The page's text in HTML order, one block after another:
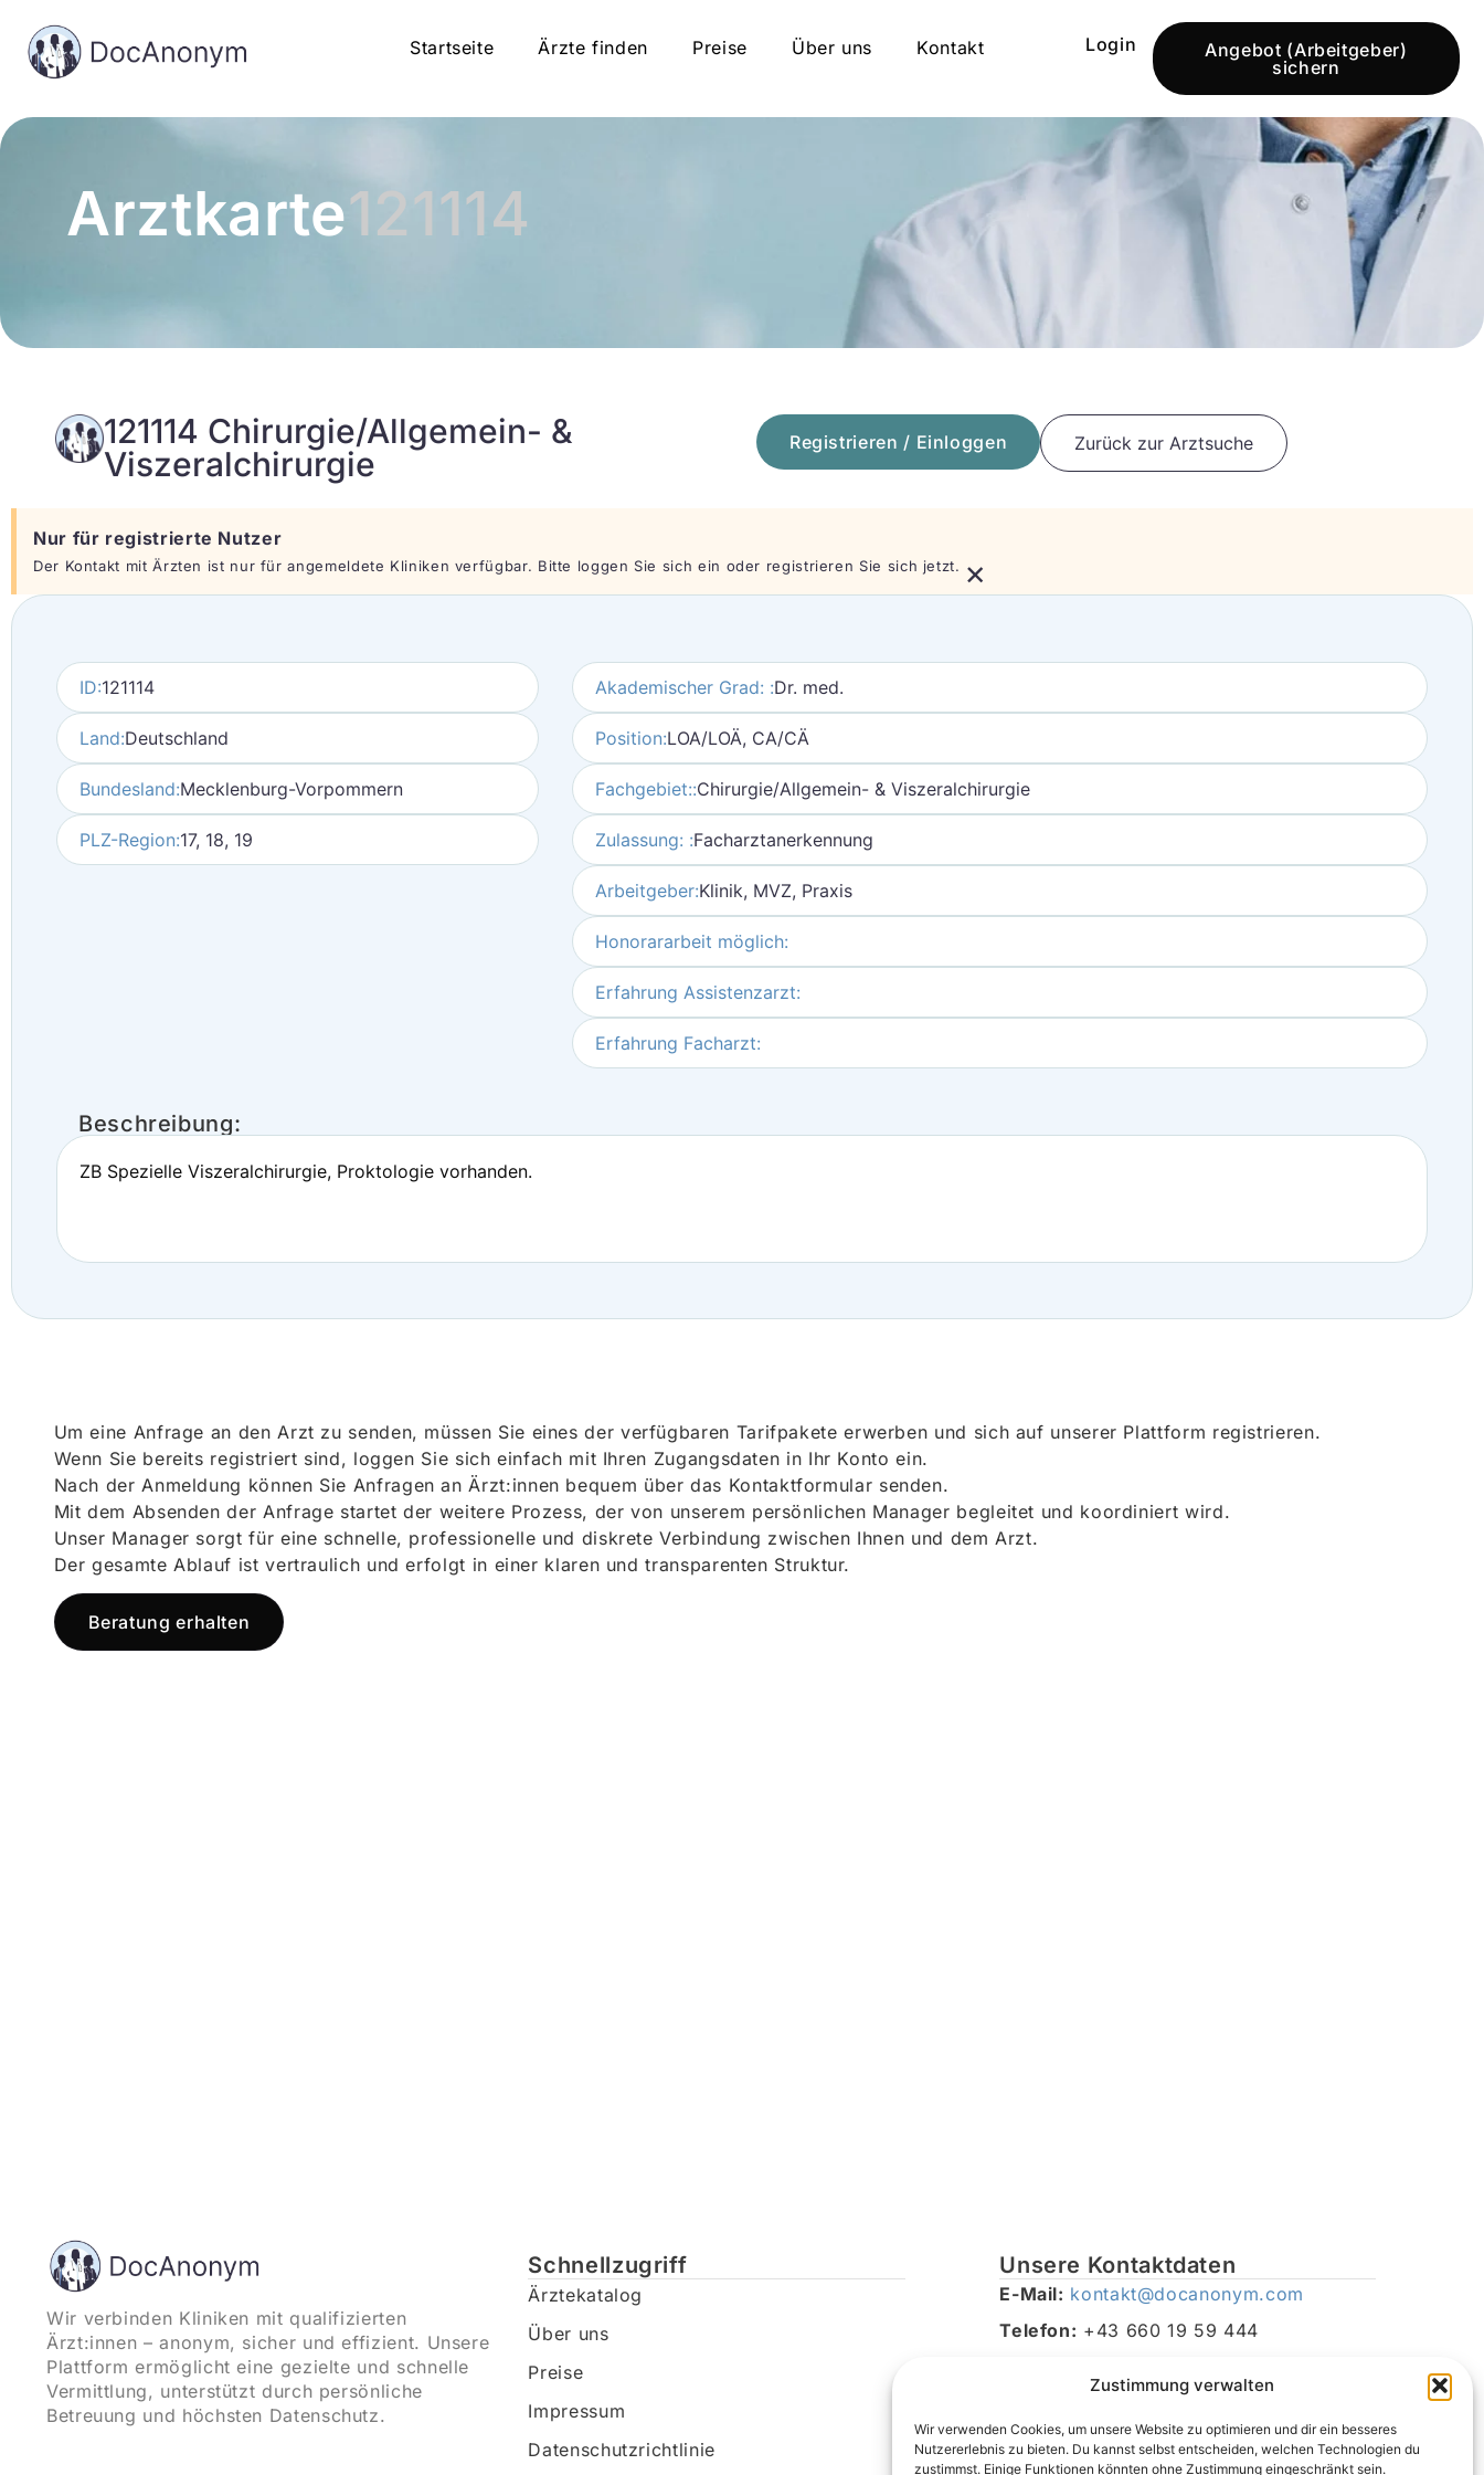
Zustimmung verwalten
Wir verwenden Cookies, um unsere Website zu optimieren und dir ein besseres
Nutzererlebnis zu bieten. Du kannst selbst entscheiden, welchen Technologien du
zustimmst. Einige Funktionen könnten ohne Zustimmung eingeschränkt sein.
Startseite Ärzte finden Preise Über uns Kontakt Login
Angebot (Arbeitgeber)
sichern
Arztkarte121114
121114 Chirurgie/Allgemein- &
Viszeralchirurgie
Registrieren / Einloggen Zurück zur Arztsuche
Nur für registrierte Nutzer
Der Kontakt mit Ärzten ist nur für angemeldete Kliniken verfügbar. Bitte loggen Sie sich ein oder registrieren Sie sich jetzt. ×
ID:121114
Land:Deutschland
Bundesland:Mecklenburg-Vorpommern
PLZ-Region:17, 18, 19
Akademischer Grad: :Dr. med.
Position:LOA/LOÄ, CA/CÄ
Fachgebiet::Chirurgie/Allgemein- & Viszeralchirurgie
Zulassung: :Facharztanerkennung
Arbeitgeber:Klinik, MVZ, Praxis
Honorararbeit möglich:
Erfahrung Assistenzarzt:
Erfahrung Facharzt:
Beschreibung:
ZB Spezielle Viszeralchirurgie, Proktologie vorhanden.
Um eine Anfrage an den Arzt zu senden, müssen Sie eines der verfügbaren Tarifpakete erwerben und sich auf unserer Plattform registrieren.
Wenn Sie bereits registriert sind, loggen Sie sich einfach mit Ihren Zugangsdaten in Ihr Konto ein.
Nach der Anmeldung können Sie Anfragen an Ärzt:innen bequem über das Kontaktformular senden.
Mit dem Absenden der Anfrage startet der weitere Prozess, der von unserem persönlichen Manager begleitet und koordiniert wird.
Unser Manager sorgt für eine schnelle, professionelle und diskrete Verbindung zwischen Ihnen und dem Arzt.
Der gesamte Ablauf ist vertraulich und erfolgt in einer klaren und transparenten Struktur.
Beratung erhalten
Wir verbinden Kliniken mit qualifizierten
Ärzt:innen – anonym, sicher und effizient. Unsere
Plattform ermöglicht eine gezielte und schnelle
Vermittlung, unterstützt durch persönliche
Betreuung und höchsten Datenschutz.
Schnellzugriff
Ärztekatalog
Über uns
Preise
Impressum
Datenschutzrichtlinie
Unsere Kontaktdaten
E-Mail: kontakt@docanonym.com
Telefon: +43 660 19 59 444
Traunsee, Österreich